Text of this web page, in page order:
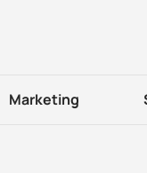
Marketing